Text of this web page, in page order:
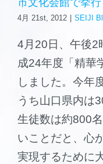
施設案内
市文化会館で挙
4月 21st, 2012 SEIJI
4月20日、午後2
成24年度「精華
しました。今年
うち山口県内は
生徒数は約800
いことだと、心
実現するために